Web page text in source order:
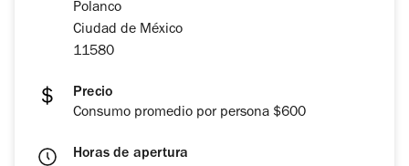
Polanco
Ciudad de México
11580
Precio
Consumo promedio por persona $600
Horas de apertura